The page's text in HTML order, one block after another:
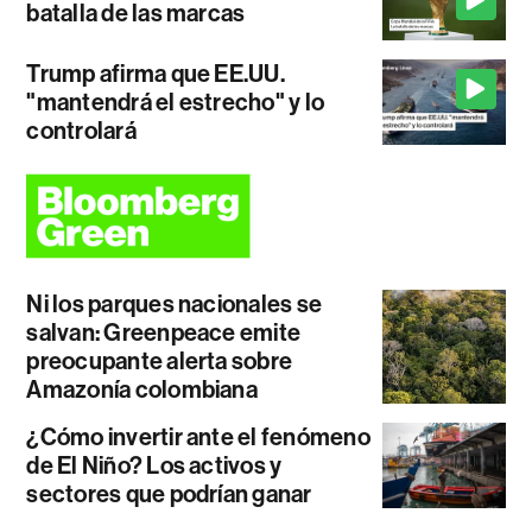
batalla de las marcas
Trump afirma que EE.UU.
"mantendrá el estrecho" y lo
controlará
Ni los parques nacionales se
salvan: Greenpeace emite
preocupante alerta sobre
Amazonía colombiana
¿Cómo invertir ante el fenómeno
de El Niño? Los activos y
sectores que podrían ganar